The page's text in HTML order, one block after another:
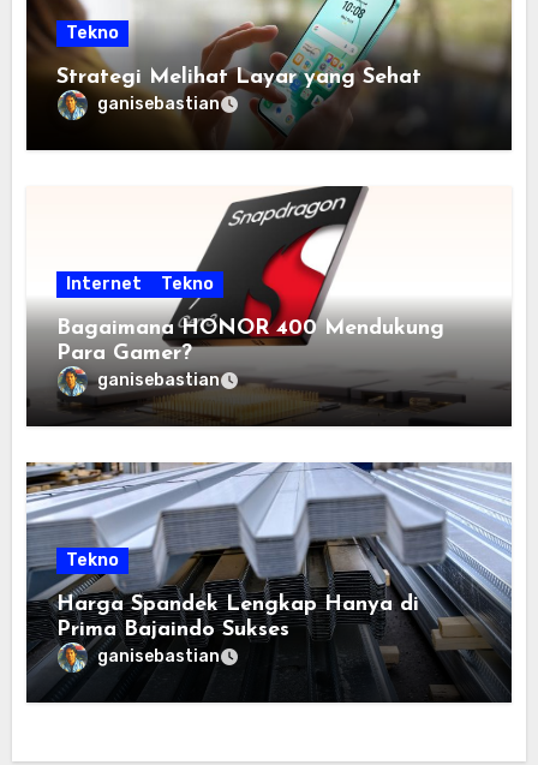
Tekno
Strategi Melihat Layar yang Sehat
ganisebastian
Internet Tekno
Bagaimana HONOR 400 Mendukung
Para Gamer?
ganisebastian
Tekno
Harga Spandek Lengkap Hanya di
Prima Bajaindo Sukses
ganisebastian